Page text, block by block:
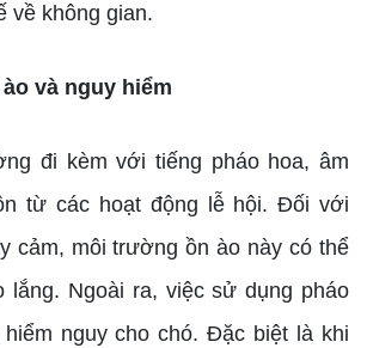
về không gian.
và nguy hiểm
đi kèm với tiếng pháo hoa, âm
từ các hoạt động lễ hội. Đối với
cảm, môi trường ồn ào này có thể
lắng. Ngoài ra, việc sử dụng pháo
nguy cho chó. Đặc biệt là khi